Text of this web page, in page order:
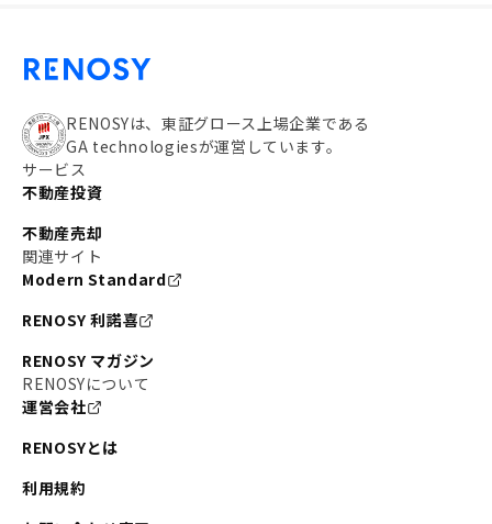
RENOSYは、東証グロース上場企業である
GA technologiesが運営しています。
サービス
不動産投資
不動産売却
関連サイト
Modern Standard
RENOSY 利諾喜
RENOSY マガジン
RENOSYについて
運営会社
RENOSYとは
利用規約